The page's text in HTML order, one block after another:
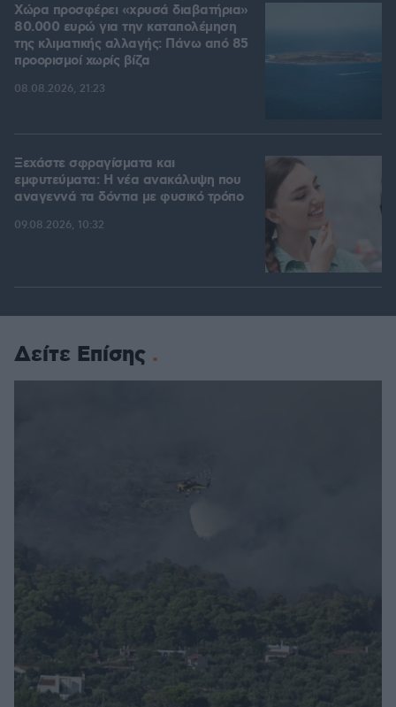
Χώρα προσφέρει «χρυσά διαβατήρια»
80.000 ευρώ για την καταπολέμηση
της κλιματικής αλλαγής: Πάνω από 85
προορισμοί χωρίς βίζα
08.08.2026, 21:23
Ξεχάστε σφραγίσματα και
εμφυτεύματα: Η νέα ανακάλυψη που
αναγεννά τα δόντια με φυσικό τρόπο
09.08.2026, 10:32
Δείτε Επίσης